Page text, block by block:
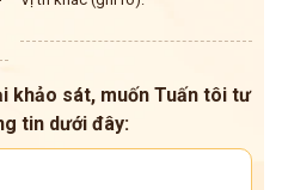
khảo sát, muốn Tuấn tôi tư
tin dưới đây: